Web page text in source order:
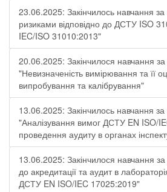
23.06.2025: Закінчилось навчання
ризиками відповідно до ДСТУ ISO
IEC/ISO 31010:2013"
20.06.2025: Закінчилося навчання
"Невизначеність вимірювання та її
випробування та калібрування"
13.06.2025: Закінчилось навчання
"Аналізування вимог ДСТУ EN ISO/
проведення аудиту в органах
13.06.2025: Закінчилося навчання
до акредитації та аудит в
ДСТУ EN ISO/IEC 17025:2019"